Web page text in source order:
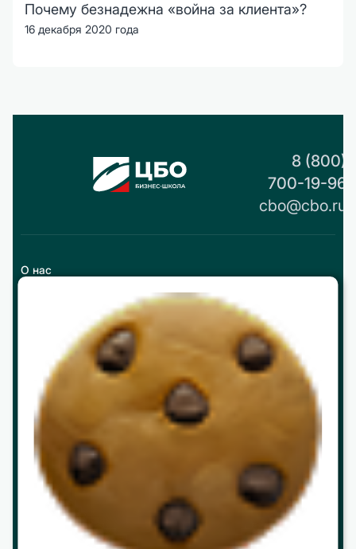
Почему безнадежна «война за клиента»?
16 декабря 2020 года
8 (800)
700-19-96
cbo@cbo.ru
О нас
Реквизиты и контакты
Партнерство
Работа в ЦБО
Программы
МВА
mini МВА
Корпоративное обучение